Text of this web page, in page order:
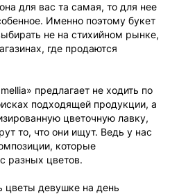
для вас та самая, то для нее
Именно поэтому букет
не на стихийном рынке,
где продаются
предлагает не ходить по
подходящей продукции, а
цветочную лавку,
то, что они ищут. Ведь у нас
которые
разных цветов.
цветы девушке на день